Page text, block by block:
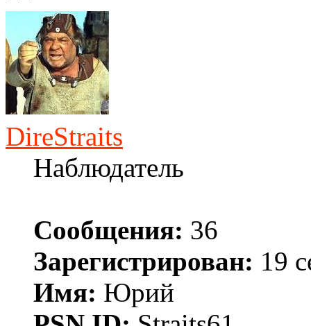
DireStraits
Наблюдатель
Сообщения: 36
Зарегистрирован: 19
Имя: Юрий